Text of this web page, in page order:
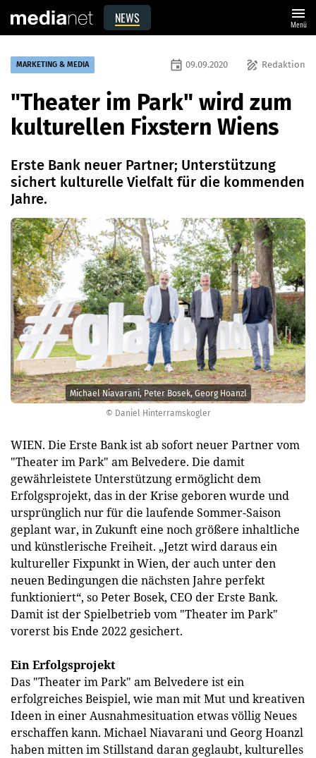
NEWS menu
Menü
© Daniel Hinterramskogler
Michael Niavarani, Peter Bosek, Georg Hoanzl
MARKETING & MEDIA draw Redaktion
event 09.09.2020
"Theater im Park" wird zum
kulturellen Fixstern Wiens
Erste Bank neuer Partner; Unterstützung
sichert kulturelle Vielfalt für die kommenden
Jahre.
WIEN. Die Erste Bank ist ab sofort neuer Partner vom
"Theater im Park" am Belvedere. Die damit
gewährleistete Unterstützung ermöglicht dem
Erfolgsprojekt, das in der Krise geboren wurde und
ursprünglich nur für die laufende Sommer-Saison
geplant war, in Zukunft eine noch größere inhaltliche
und künstlerische Freiheit. „Jetzt wird daraus ein
kultureller Fixpunkt in Wien, der auch unter den
neuen Bedingungen die nächsten Jahre perfekt
funktioniert“, so Peter Bosek, CEO der Erste Bank.
Damit ist der Spielbetrieb vom "Theater im Park"
vorerst bis Ende 2022 gesichert.
Ein Erfolgsprojekt
Das "Theater im Park" am Belvedere ist ein
erfolgreiches Beispiel, wie man mit Mut und kreativen
Ideen in einer Ausnahmesituation etwas völlig Neues
erschaffen kann. Michael Niavarani und Georg Hoanzl
haben mitten im Stillstand daran geglaubt, kulturelles